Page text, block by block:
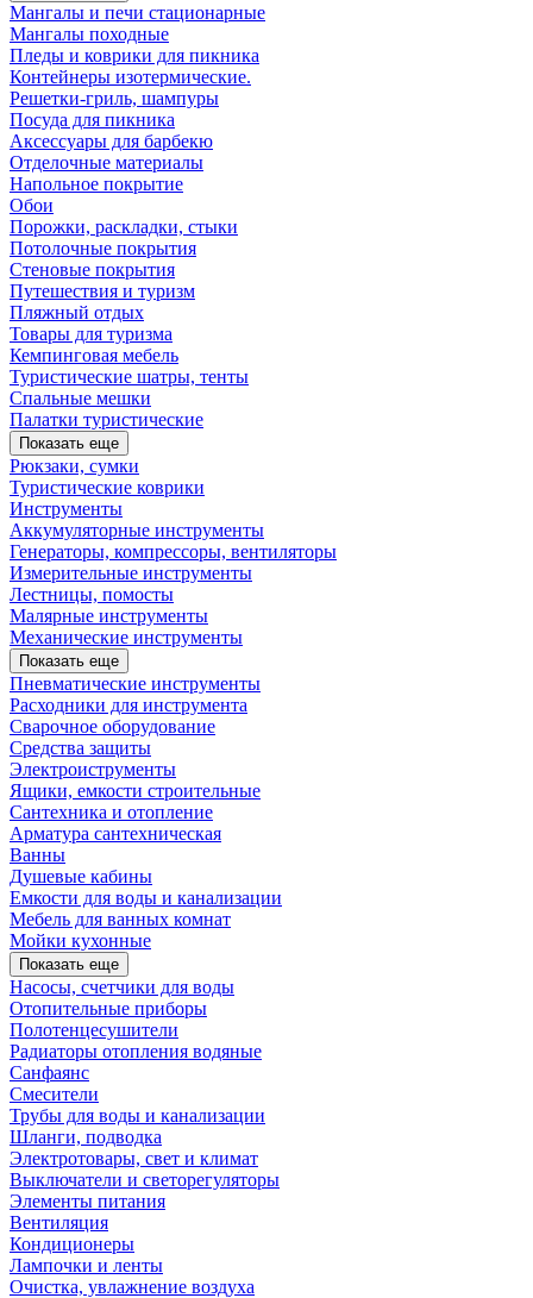
Мангалы и печи стационарные
Мангалы походные
Пледы и коврики для пикника
Контейнеры изотермические.
Решетки-гриль, шампуры
Посуда для пикника
Аксессуары для барбекю
Отделочные материалы
Напольное покрытие
Обои
Порожки, раскладки, стыки
Потолочные покрытия
Стеновые покрытия
Путешествия и туризм
Пляжный отдых
Товары для туризма
Кемпинговая мебель
Туристические шатры, тенты
Спальные мешки
Палатки туристические
Показать еще
Рюкзаки, сумки
Туристические коврики
Инструменты
Аккумуляторные инструменты
Генераторы, компрессоры, вентиляторы
Измерительные инструменты
Лестницы, помосты
Малярные инструменты
Механические инструменты
Показать еще
Пневматические инструменты
Расходники для инструмента
Сварочное оборудование
Средства защиты
Электроиструменты
Ящики, емкости строительные
Сантехника и отопление
Арматура сантехническая
Ванны
Душевые кабины
Емкости для воды и канализации
Мебель для ванных комнат
Мойки кухонные
Показать еще
Насосы, счетчики для воды
Отопительные приборы
Полотенцесушители
Радиаторы отопления водяные
Санфаянс
Смесители
Трубы для воды и канализации
Шланги, подводка
Электротовары, свет и климат
Выключатели и светорегуляторы
Элементы питания
Вентиляция
Кондиционеры
Лампочки и ленты
Очистка, увлажнение воздуха